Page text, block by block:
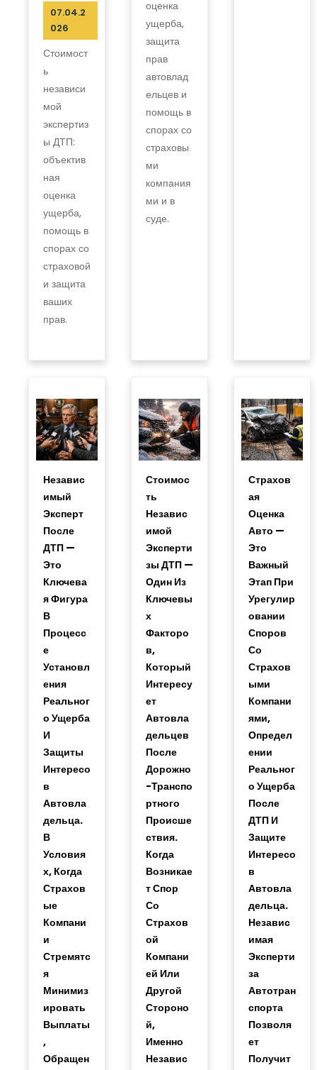
07.04.2
026
Стоимост
ь
независи
мой
экспертиз
ы ДТП:
объектив
ная
оценка
ущерба,
помощь в
спорах со
страховой
и защита
ваших
прав.
оценка
ущерба,
защита
прав
автовлад
ельцев и
помощь в
спорах со
страховы
ми
компания
ми и в
суде.
Независ
Имый
Эксперт
После
ДТП —
Это
Ключева
Я Фигура
В
Процесс
Е
Установл
Ения
Реальног
О Ущерба
И
Защиты
Интересо
В
Автовла
Дельца.
В
Условия
Х, Когда
Страхов
Ые
Компани
И
Стремятс
Я
Минимиз
Ировать
Выплаты
,
Обращен
Стоимос
Ть
Независ
Имой
Эксперти
Зы ДТП —
Один Из
Ключевы
Х
Факторо
В,
Который
Интересу
Ет
Автовла
Дельцев
После
Дорожно
-транспо
Ртного
Происше
Ствия.
Когда
Возникае
Т Спор
Со
Страхов
Ой
Компани
Ей Или
Другой
Стороно
Й,
Именно
Независ
Страхов
Ая
Оценка
Авто —
Это
Важный
Этап При
Урегулир
Овании
Споров
Со
Страхов
Ыми
Компани
Ями,
Определ
Ении
Реальног
О Ущерба
После
ДТП И
Защите
Интересо
В
Автовла
Дельца.
Независ
Имая
Эксперти
За
Автотран
Спорта
Позволя
Ет
Получит